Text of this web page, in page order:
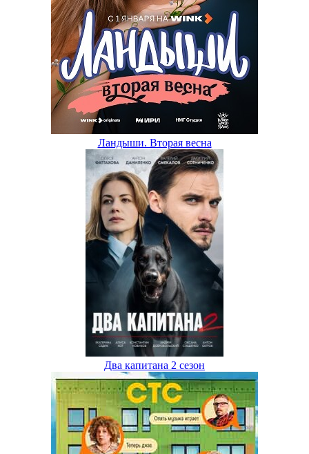
Ландыши. Вторая весна
Два капитана 2 сезон